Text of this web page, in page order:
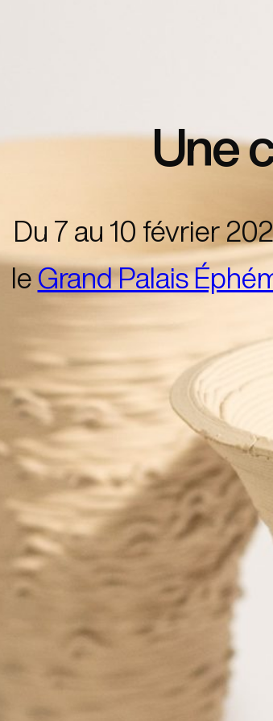
Une
Du 7 au 10 février
leGrand Palais